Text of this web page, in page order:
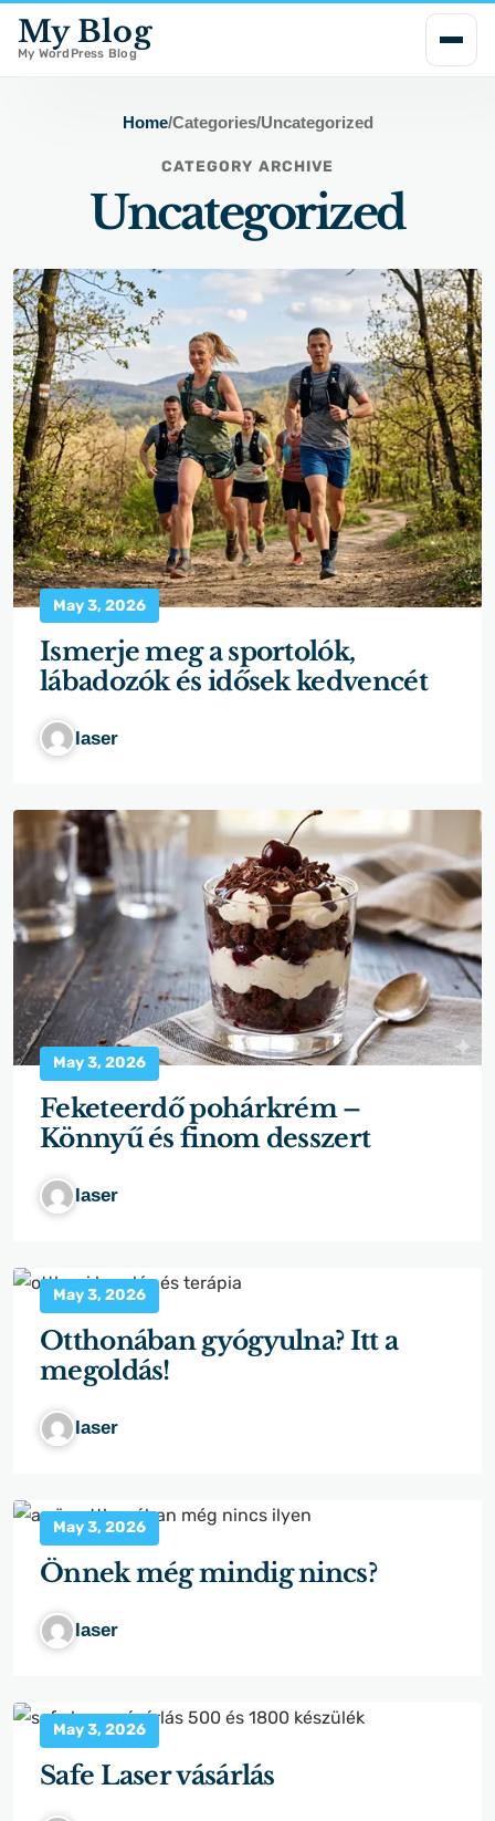
i
p
e
n
t
My Blog
My WordPress Blog
Home/Categories/Uncategorized
CATEGORY ARCHIVE
Uncategorized
May 3, 2026
Ismerje meg a sportolók,
lábadozók és idősek kedvencét
laser
May 3, 2026
Feketeerdő pohárkrém –
Könnyű és finom desszert
laser
May 3, 2026
Otthonában gyógyulna? Itt a
megoldás!
laser
May 3, 2026
Önnek még mindig nincs?
laser
May 3, 2026
Safe Laser vásárlás